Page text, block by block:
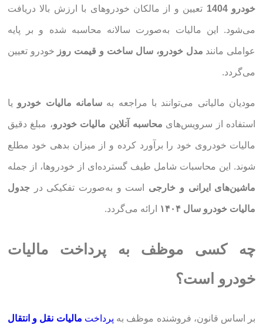
خودرو 1404 تعیین و از مالکان خودروهای با ارزش بالا دریافت
می‌شود. این مالیات به‌صورت سالانه محاسبه شده و بر پایه
عواملی مانند مدل خودرو، سال ساخت و قیمت روز خودرو تعیین
می‌گردد.
مودیان مالیاتی می‌توانند با مراجعه بهسامانه مالیات خودرو یا
استفاده از سرویس‌های محاسبه آنلاین مالیات خودرو، مبلغ دقیق
مالیات خودروی خود را برآورد کرده و از میزان بدهی خود مطلع
شوند. این محاسبات شامل طیف گسترده‌ای از خودروها، از جمله
ماشین‌های ایرانی و خارجی است و به‌صورت تفکیکی درجدول
مالیات خودرو سال ۱۴۰۴ ارائه می‌گردد.
چه کسی موظف به پرداخت مالیات
خودرو است؟
بر اساس قانون، فروشنده موظف به پرداخت مالیات نقل و انتقال